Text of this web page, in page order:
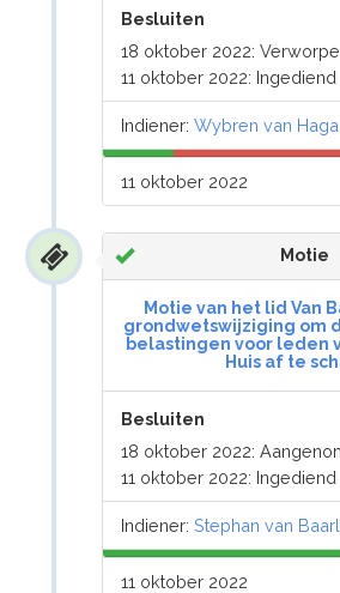
Besluiten
18 oktober 2022:
11 oktober 2022: Ingediend
Indiener:Wybren van Haga
11 oktober 2022
Motie
Motie van het lid Van
grondwetswijziging om
belastingen voor leden
Huis af te
Besluiten
18 oktober 2022:
11 oktober 2022: Ingediend
Indiener:Stephan van
11 oktober 2022